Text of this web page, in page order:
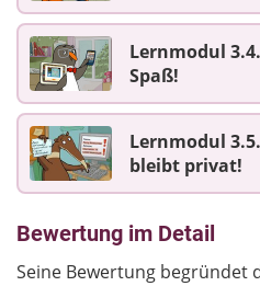
Lernmodul
Spaß!
Lernmodul
bleibt privat!
Bewertung im Detail
Seine Bewertung begründet